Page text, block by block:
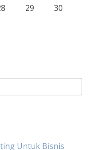
29
30
Untuk Bisnis